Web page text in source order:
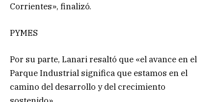
Corrientes», finalizó.
PYMES
Por su parte, Lanari resaltó que «el avance en el
Parque Industrial significa que estamos en el
camino del desarrollo y del crecimiento